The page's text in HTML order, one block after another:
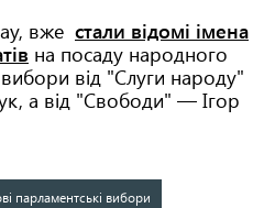
вже стали відомі імена
на посаду народного
від "Слуги народу"
а від "Свободи" — Ігор
парламентські вибори